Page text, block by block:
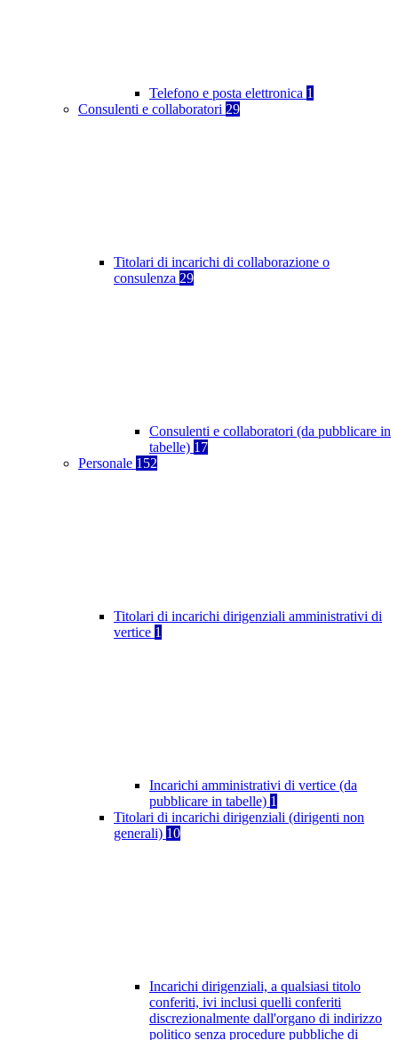
Telefono e posta elettronica 1
Consulenti e collaboratori 29
Titolari di incarichi di collaborazione o
consulenza 29
Consulenti e collaboratori (da pubblicare in
tabelle) 17
Personale 152
Titolari di incarichi dirigenziali amministrativi di
vertice 1
Incarichi amministrativi di vertice (da
pubblicare in tabelle) 1
Titolari di incarichi dirigenziali (dirigenti non
generali) 10
Incarichi dirigenziali, a qualsiasi titolo
conferiti, ivi inclusi quelli conferiti
discrezionalmente dall'organo di indirizzo
politico senza procedure pubbliche di